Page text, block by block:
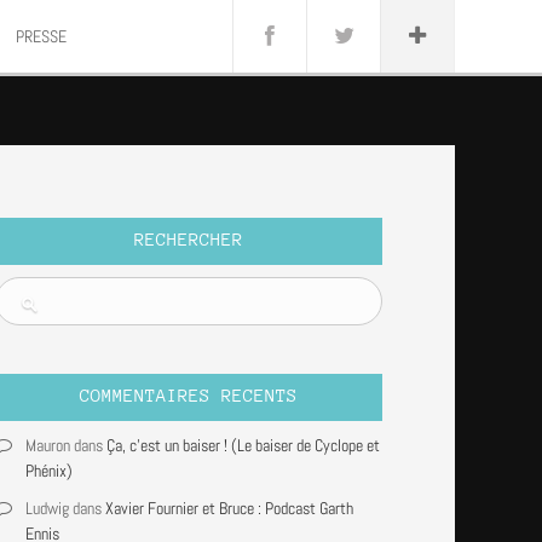
PRESSE
RECHERCHER
COMMENTAIRES RECENTS
Mauron dans Ça, c’est un baiser ! (Le baiser de Cyclope et
Phénix)
Ludwig dansXavier Fournier et Bruce : Podcast Garth
Ennis
Panini
Rock